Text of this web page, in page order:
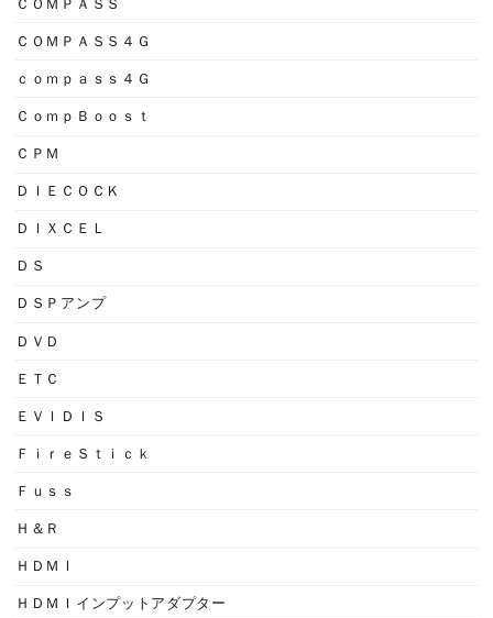
ＣＯＭＰＡＳＳ
ＣＯＭＰＡＳＳ４Ｇ
ｃｏｍｐａｓｓ４Ｇ
ＣｏｍｐＢｏｏｓｔ
ＣＰＭ
ＤＩＥＣＯＣＫ
ＤＩＸＣＥＬ
ＤＳ
ＤＳＰアンプ
ＤＶＤ
ＥＴＣ
ＥＶＩＤＩＳ
ＦｉｒｅＳｔｉｃｋ
Ｆｕｓｓ
Ｈ＆Ｒ
ＨＤＭＩ
ＨＤＭＩインプットアダプター